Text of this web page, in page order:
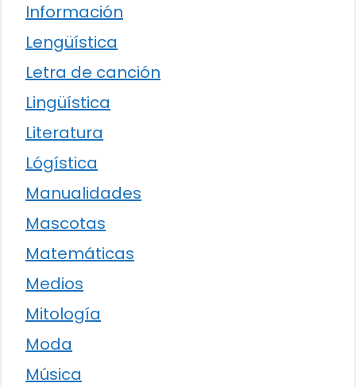
Información
Lengüística
Letra de canción
Lingüística
Literatura
Lógística
Manualidades
Mascotas
Matemáticas
Medios
Mitología
Moda
Música